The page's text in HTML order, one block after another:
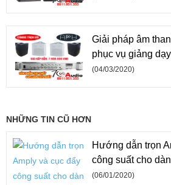
Giải pháp âm
phục vụ giảng
(04/03/2020)
NHỮNG TIN CŨ HƠN
Hướng dẫn trọn
công suất cho
(06/01/2020)